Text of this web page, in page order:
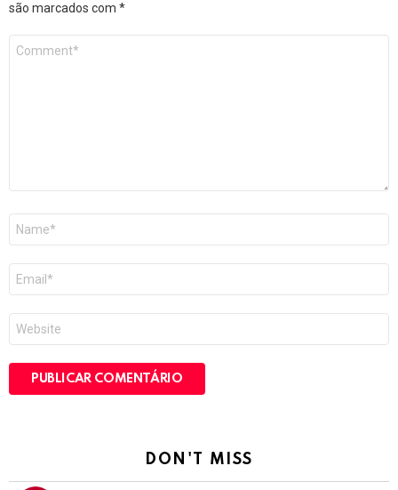
são marcados com *
mail
*
DON'T MISS